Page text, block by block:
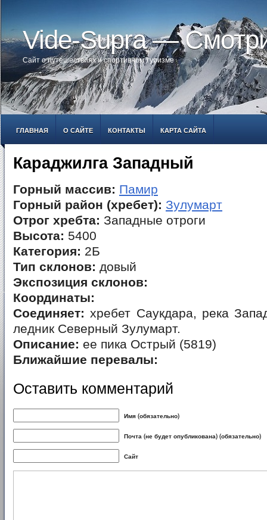
Vide-Supra —
Сайт о путешествиях и спортивном туризме
ГЛАВНАЯ О САЙТЕ КОНТАКТЫ КАРТА САЙТА
Караджилга Западный
Горный массив: Памир
Горный район (хребет): Зулумарт
Отрог хребта: Западные отроги
Высота: 5400
Категория: 2Б
Тип склонов: довый
Экспозиция склонов:
Координаты:
Соединяет: хребет Саукдара, река
ледник Северный Зулумарт.
Описание: ее пика Острый (5819)
Ближайшие перевалы:
Оставить комментарий
Имя (обязательно)
Почта (не будет опубликована) (обязательно)
Сайт